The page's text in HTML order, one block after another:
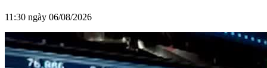
11:30 ngày 06/08/2026